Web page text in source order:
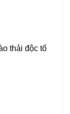
thải độc tố